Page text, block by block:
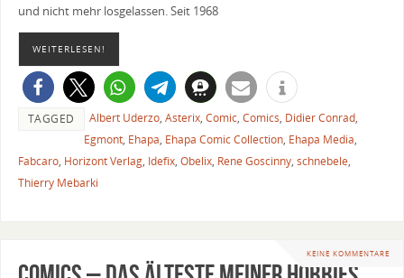
und nicht mehr losgelassen. Seit 1968
WEITERLESEN!
TAGGED Albert Uderzo, Asterix, Comic, Comics, Didier Conrad,
Egmont, Ehapa, Ehapa Comic Collection, Ehapa Media,
Fabcaro, Horizont Verlag, Idefix, Obelix, Rene Goscinny, schnebele,
Thierry Mebarki
KEINE KOMMENTARE